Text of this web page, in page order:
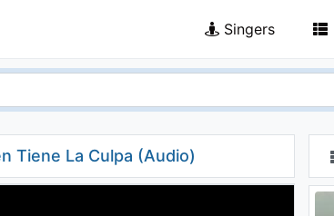
Singers
Tiene La Culpa (Audio)